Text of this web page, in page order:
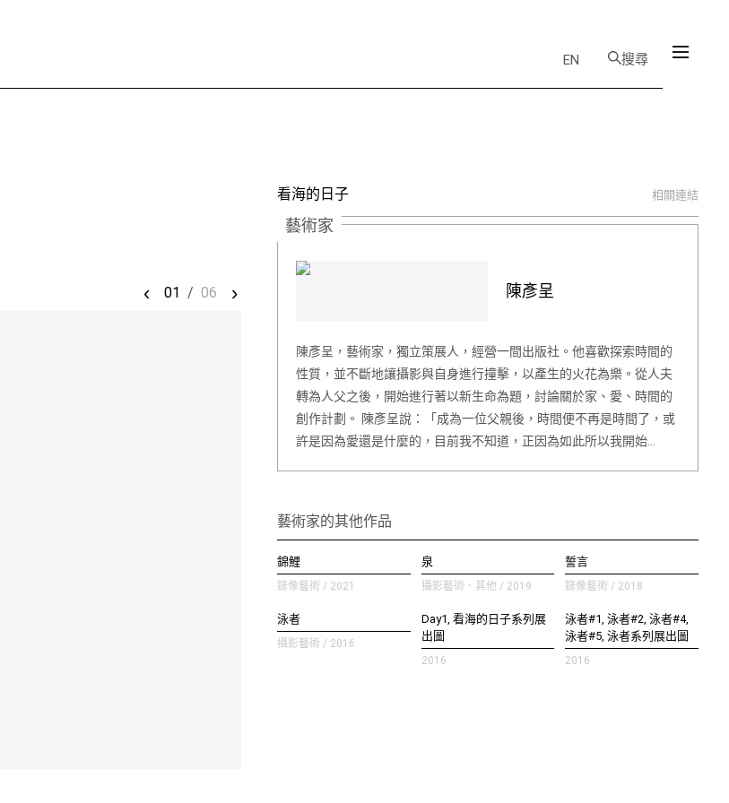
EN 搜尋
‹ 01 / 06 ›
看海的日子 相關連結
藝術家
陳彥呈
陳彥呈，藝術家，獨立策展人，經營一間出版社。他喜歡探索時間的
性質，並不斷地讓攝影與自身進行撞擊，以產生的火花為樂。從人夫
轉為人父之後，開始進行著以新生命為題，討論關於家、愛、時間的
創作計劃。 陳彥呈說：「成為一位父親後，時間便不再是時間了，或
許是因為愛還是什麼的，目前我不知道，正因為如此所以我開始…
藝術家的其他作品
錦鯉
錄像藝術 / 2021
泉
攝影藝術、其他 / 2019
誓言
錄像藝術 / 2018
泳者
攝影藝術 / 2016
Day1, 看海的日子系列展
出圖
2016
泳者#1, 泳者#2, 泳者#4,
泳者#5, 泳者系列展出圖
2016